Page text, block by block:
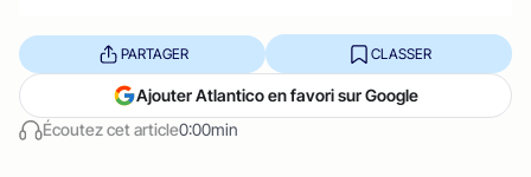
Écoutez cet article0:00min
PARTAGER CLASSER
Ajouter Atlantico en favori sur Google